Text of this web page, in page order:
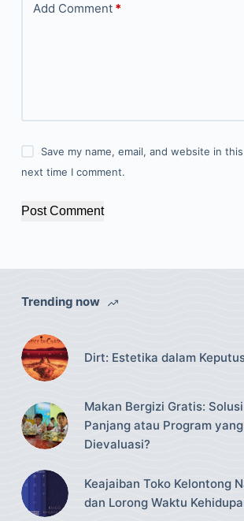
Add Comment*
Save my name, email, and website in
next time I comment.
Post Comment
Trending now
Dirt: Estetika dalam
Makan Bergizi Gratis:
Panjang atau Program
Dievaluasi?
Keajaiban Toko Kelontong
dan Lorong Waktu